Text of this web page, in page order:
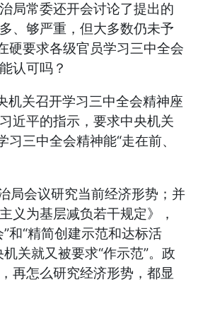
局常委还开会讨论了提出的
、够严重，但大多数仍未予
硬要求各级官员学习三中全会
认可吗？
机关召开学习三中全会精神座
近平的指示，要求中央机关
习三中全会精神能“走在前、
局会议研究当前经济形势；并
义为基层减负若干规定》，
和“精简创建示范和达标活
关就又被要求“作示范”。政
再怎么研究经济形势，都显